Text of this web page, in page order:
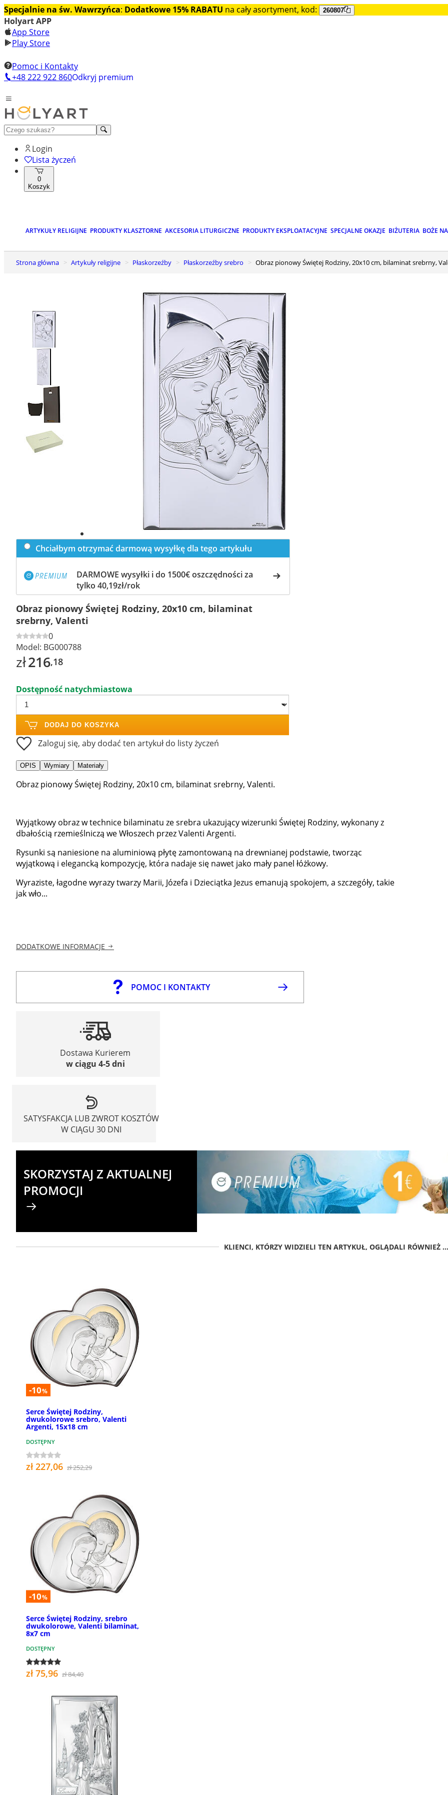
Specjalnie na św. Wawrzyńca: Dodatkowe 15% RABATU na cały asortyment, kod: 260807
Holyart APP
App Store
Play Store
Pomoc i Kontakty
+48 222 922 860Odkryj premium
Login
Lista życzeń
0
Koszyk
ARTYKUŁY RELIGIJNE PRODUKTY KLASZTORNE AKCESORIA LITURGICZNE PRODUKTY EKSPLOATACYJNE SPECJALNE OKAZJE BIŻUTERIA BOŻE
Strona główna Artykuły religijne Płaskorzeźby Płaskorzeźby srebro Obraz pionowy Świętej Rodziny, 20x10 cm, bilaminat srebrny,
Chciałbym otrzymać darmową wysyłkę dla tego artykułu
DARMOWE wysyłki i do 1500€ oszczędności za
tylko 40,19zł/rok
Obraz pionowy Świętej Rodziny, 20x10 cm, bilaminat
srebrny, Valenti
0
Model: BG000788
zł216,18
Dostępność natychmiastowa
DODAJ DO KOSZYKA
Zaloguj się, aby dodać ten artykuł do listy życzeń
OPIS Wymiary Materiały
Obraz pionowy Świętej Rodziny, 20x10 cm, bilaminat srebrny, Valenti.
Wyjątkowy obraz w technice bilaminatu ze srebra ukazujący wizerunki Świętej Rodziny, wykonany z
dbałością rzemieślniczą we Włoszech przez Valenti Argenti.
Rysunki są naniesione na aluminiową płytę zamontowaną na drewnianej podstawie, tworząc
wyjątkową i elegancką kompozycję, która nadaje się nawet jako mały panel łóżkowy.
Wyraziste, łagodne wyrazy twarzy Marii, Józefa i Dzieciątka Jezus emanują spokojem, a szczegóły, takie
jak wło...
DODATKOWE INFORMACJE
POMOC I KONTAKTY
Dostawa Kurierem
w ciągu 4-5 dni
SATYSFAKCJA LUB ZWROT KOSZTÓW
W CIĄGU 30 DNI
SKORZYSTAJ Z AKTUALNEJ
PROMOCJI
KLIENCI, KTÓRZY WIDZIELI TEN ARTYKUŁ, OGLĄDALI RÓWNIEŻ ...
-10%
Serce Świętej Rodziny,
dwukolorowe srebro, Valenti
Argenti, 15x18 cm
DOSTĘPNY
zł 227,06 zł 252,29
-10%
Serce Świętej Rodziny, srebro
dwukolorowe, Valenti bilaminat,
8x7 cm
DOSTĘPNY
zł 75,96 zł 84,40